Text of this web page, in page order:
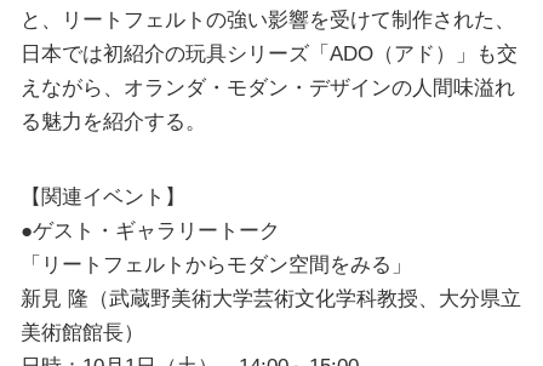
と、リートフェルトの強い影響を受けて制作された、
日本では初紹介の玩具シリーズ「ADO（アド）」も交
えながら、オランダ・モダン・デザインの人間味溢れ
る魅力を紹介する。
【関連イベント】
●ゲスト・ギャラリートーク
「リートフェルトからモダン空間をみる」
新見 隆（武蔵野美術大学芸術文化学科教授、大分県立
美術館館長）